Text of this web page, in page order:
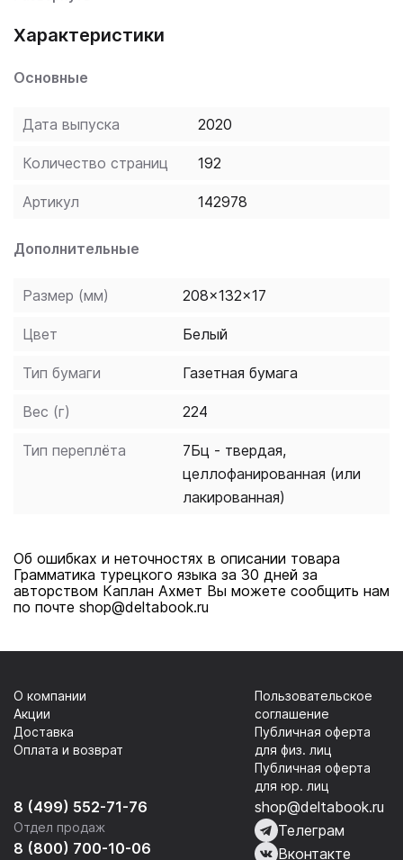
полезными приложениями. В конце книги помещен
для всех, кто хочет учить турецкий язык.
Характеристики
Основные
Дата выпуска 2020
Количество страниц 192
Артикул 142978
Дополнительные
Размер (мм) 208x132x17
Цвет Белый
Тип бумаги Газетная бумага
Вес (г) 224
Тип переплёта
7Бц - твердая,
целлофанированная (или
лакированная)
Об ошибках и неточностях в описании товара
Грамматика турецкого языка за 30 дней за
авторством Каплан Ахмет Вы можете сообщить нам
по почте shop@deltabook.ru
8 (499) 552-71-76
Отдел продаж
8 (800) 700-10-06
О компании
Акции
Доставка
Оплата и возврат
Пользовательское
соглашение
Публичная оферта
для физ. лиц
Публичная оферта
для юр. лиц
shop@deltabook.ru
Телеграм
Вконтакте